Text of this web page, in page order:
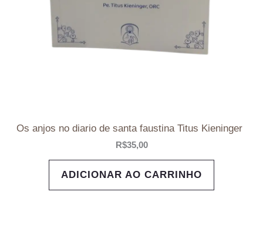
Os anjos no diario de santa faustina Titus Kieninger
R$35,00
ADICIONAR AO CARRINHO